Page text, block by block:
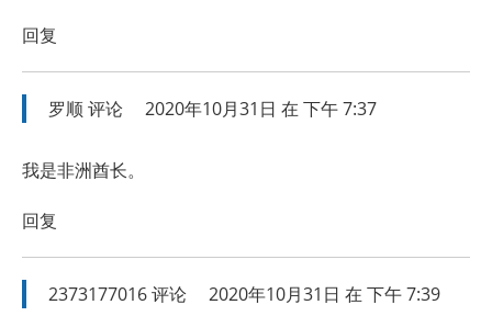
回复
罗顺 评论 2020年10月31日 在 下午 7:37
我是非洲酋长。
回复
2373177016评论 2020年10月31日 在 下午 7:39